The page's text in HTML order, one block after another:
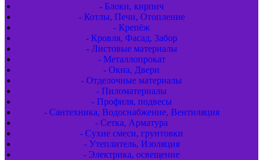
- Блоки, кирпич
- Котлы, Печи, Отопление
- Крепёж
- Кровля, Фасад, Забор
- Листовые материалы
- Металлопрокат
- Окна, Двери
- Отделочные материалы
- Пиломатериалы
- Профиля, подвесы
- Сантехника, Водоснабжение, Вентиляция
- Сетка, Арматура
- Сухие смеси, грунтовки
- Утеплитель, Изоляция
- Электрика, освещение